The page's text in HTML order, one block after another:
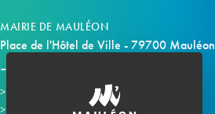
MAIRIE DE MAULÉON
Place de l'Hôtel de Ville - 79700 Mauléon
Horaires d'ouverture
Contacter la mairie